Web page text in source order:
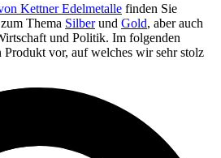
Kettner Edelmetalle finden Sie
Thema Silberund Gold, aber auch
und Politik. Im folgenden
vor, auf welches wir sehr stolz